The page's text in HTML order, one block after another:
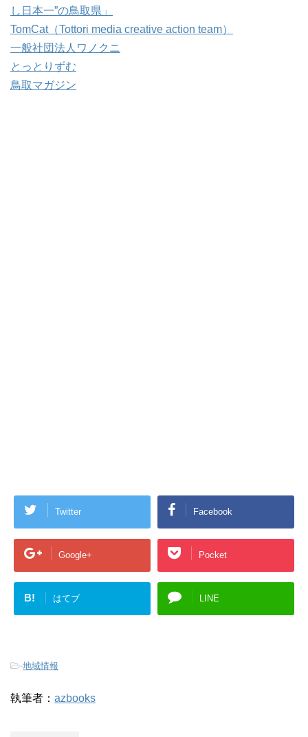
し日本一”の鳥取県」
TomCat（Tottori media creative action team）
一般社団法人ワノクニ
とっとりずむ
鳥取マガジン
Twitter Facebook
Google+ Pocket
B! はてブ LINE
-地域情報
執筆者： azbooks